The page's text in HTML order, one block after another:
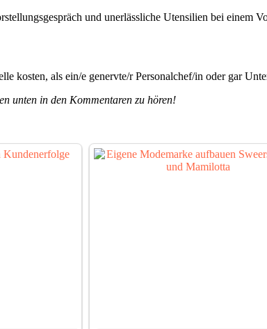
und unerlässliche Utensilien bei einem
als ein/e genervte/r Personalchef/in oder gar
unten in den Kommentaren zu hören!